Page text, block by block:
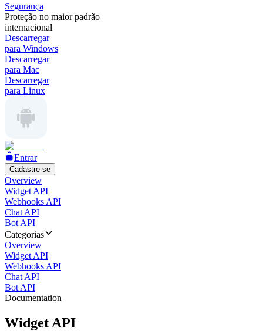
Segurança
Proteção no maior padrão
internacional
Descarregar
para Windows
Descarregar
para Mac
Descarregar
para Linux
Entrar
Cadastre-se
Overview
Widget API
Webhooks API
Chat API
Bot API
Categorias
Overview
Widget API
Webhooks API
Chat API
Bot API
Documentation
Widget API